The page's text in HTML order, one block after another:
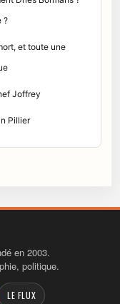
?
et toute une
Joffrey
Pillier
en 2003.
politique.
LE FLUX